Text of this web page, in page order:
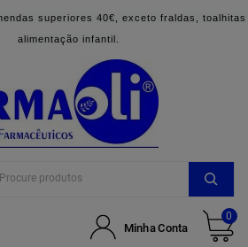
superiores 40€, exceto fraldas, toalhitas
alimentação infantil.
Minha Conta
0